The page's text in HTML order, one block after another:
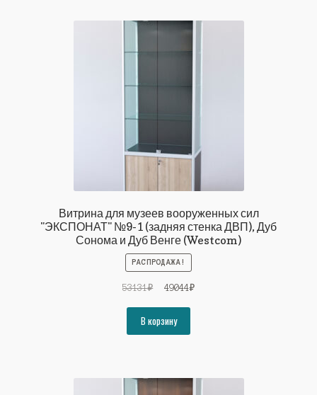
Витрина для музеев вооруженных сил
"ЭКСПОНАТ" №9-1 (задняя стенка ДВП), Дуб
Сонома и Дуб Венге (Westcom)
РАСПРОДАЖА!
53131₽
Первоначальная
составляла
53131₽.
49044₽Текущая
В корзину